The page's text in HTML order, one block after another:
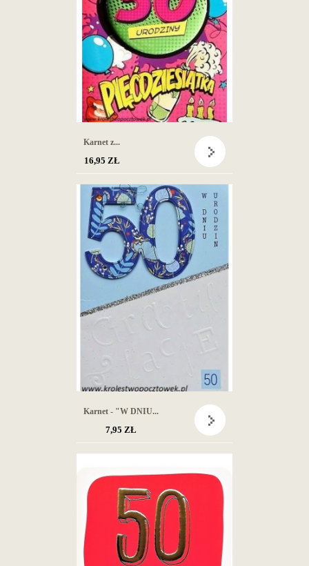
Karnet z...
16,95 ZŁ
Karnet - "W DNIU...
7,95 ZŁ